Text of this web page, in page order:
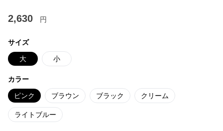
2,630 円
サイズ
大 小
カラー
ピンク ブラウン ブラック クリーム
ライトブルー